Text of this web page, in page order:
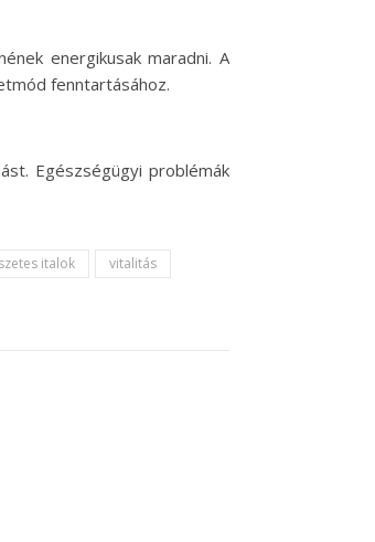
energikusak maradni. A
fenntartásához.
Egészségügyi problémák
italok
vitalitás